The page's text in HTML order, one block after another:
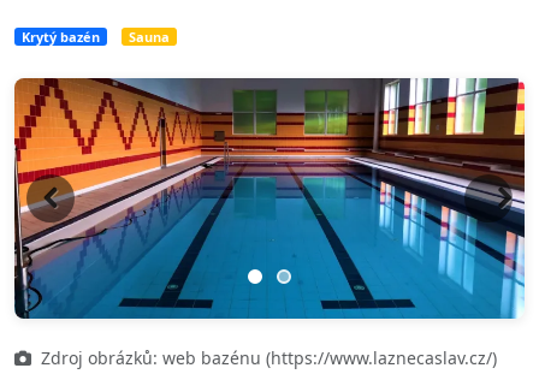
Krytý bazén Sauna
Previous Next
Zdroj obrázků: web bazénu (https://www.laznecaslav.cz/)